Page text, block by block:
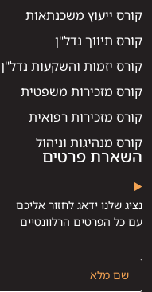
קורס ייעוץ משכנתאות
קורס תיווך נדל"ן
קורס יזמות והשקעות נדל"ן
קורס מזכירות משפטית
קורס מזכירות רפואית
קורס מנהיגות וניהול
השארת פרטים
נציג שלנו ידאג לחזור אליכם
עם כל הפרטים הרלוונטיים